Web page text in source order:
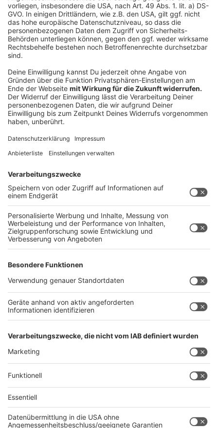
Das Szegediner Gulasch auf tiefen Tellern
anrichten, jeweils mit einem Klecks saurer Sahne
verfeinern und mit Garnitur nach Wahl servieren.
Das Röstbrot separat dazu reichen..
Anzeige
Das ist der Kitchen Club by Nelson Müller
Anzeige
Bei euch läuft das Radio in der Küche, bei uns die
Küche im Radio. Starkoch Nelson Müller lädt uns
er uns täglich mit raffinierten Rezepten zum
Nachkochen oder Nachkochen lassen. Nelson nimmt
uns mit in seine Küche und weiht uns in die
Geheimnisse eines bekannten Profikochs ein. Der
Kitchen Club by Nelson Müller ist etwas für alle
Gourmets und Gourmüsen. Für alle von euch, die
wissen, dass Kardamom ein Gewürz ist und kein
Ersatzteil fürs Auto. Das ist "Foodtainment" der
kann. Serviert in eurem Lieblingsradio. Bon Appetit -
oder wie Nelson es sagt: "Macht nix, wenn's
schmeckt!"
Terminen.
Anzeige